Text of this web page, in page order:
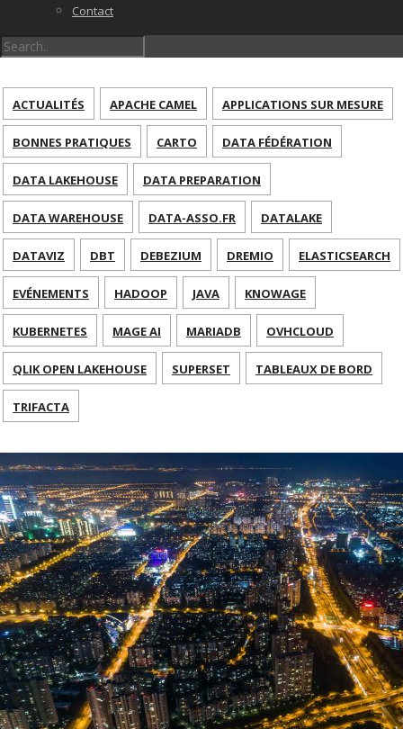
Contact
ACTUALITÉS APACHE CAMEL APPLICATIONS SUR MESURE
BONNES PRATIQUES CARTO DATA FÉDÉRATION
DATA LAKEHOUSE DATA PREPARATION
DATA WAREHOUSE DATA-ASSO.FR DATALAKE
DATAVIZ DBT DEBEZIUM DREMIO ELASTICSEARCH
EVÉNEMENTS HADOOP JAVA KNOWAGE
KUBERNETES MAGE AI MARIADB OVHCLOUD
QLIK OPEN LAKEHOUSE SUPERSET TABLEAUX DE BORD
TRIFACTA